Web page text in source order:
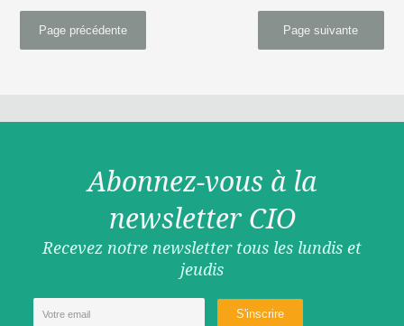
Page suivante
Page précédente
Abonnez-vous à la
newsletter CIO
Recevez notre newsletter tous les lundis et
jeudis